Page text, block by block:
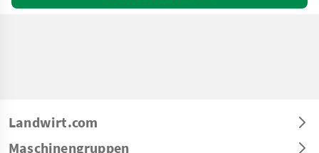
Landwirt.com
Maschinengruppen